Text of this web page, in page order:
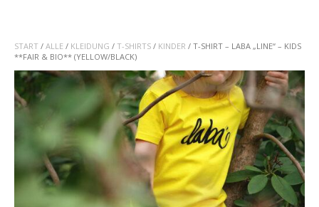
START / ALLE / KLEIDUNG / T-SHIRTS / KINDER / T-SHIRT – LABA „LINE“ – KIDS
**FAIR & BIO** (YELLOW/BLACK)